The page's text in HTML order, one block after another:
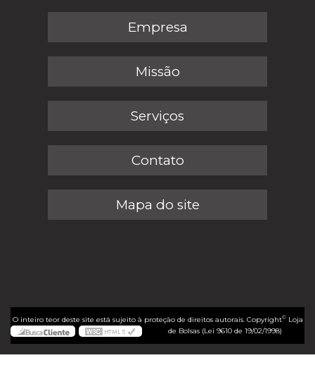
Empresa
Missão
Serviços
Contato
Mapa do site
O inteiro teor deste site está sujeito à proteção de direitos autorais. Copyright©Loja
de Bolsas (Lei 9610 de 19/02/1998)